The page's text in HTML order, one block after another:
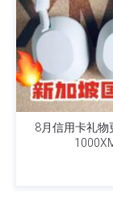
8月信用卡礼